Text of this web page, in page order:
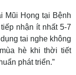
Mũi Họng tại Bệnh
nhận ít nhất 5-7
tai nghe không
hè khi thời tiết
phát triển.”